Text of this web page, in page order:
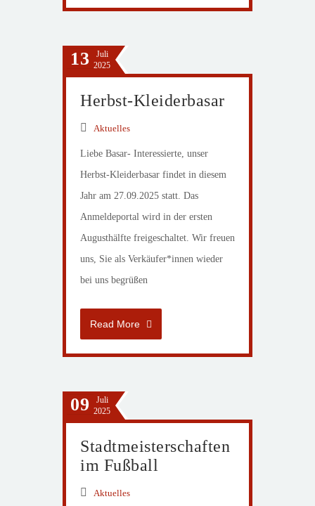
13
Juli
2025
Herbst-Kleiderbasar
Aktuelles
Liebe Basar- Interessierte, unser
Herbst-Kleiderbasar findet in diesem
Jahr am 27.09.2025 statt. Das
Anmeldeportal wird in der ersten
Augusthälfte freigeschaltet. Wir freuen
uns, Sie als Verkäufer*innen wieder
bei uns begrüßen
Read More
09
Juli
2025
Stadtmeisterschaften
im Fußball
Aktuelles